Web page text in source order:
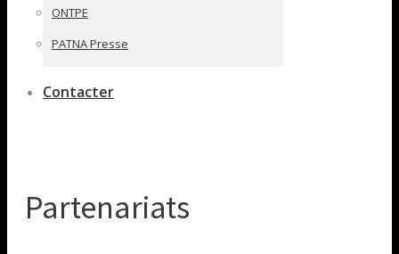
ONTPE
PATNA Presse
Contacter
Partenariats